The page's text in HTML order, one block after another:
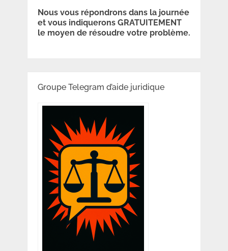
Nous vous répondrons dans la journée
et vous indiquerons GRATUITEMENT
le moyen de résoudre votre problème.
Groupe Telegram d’aide juridique